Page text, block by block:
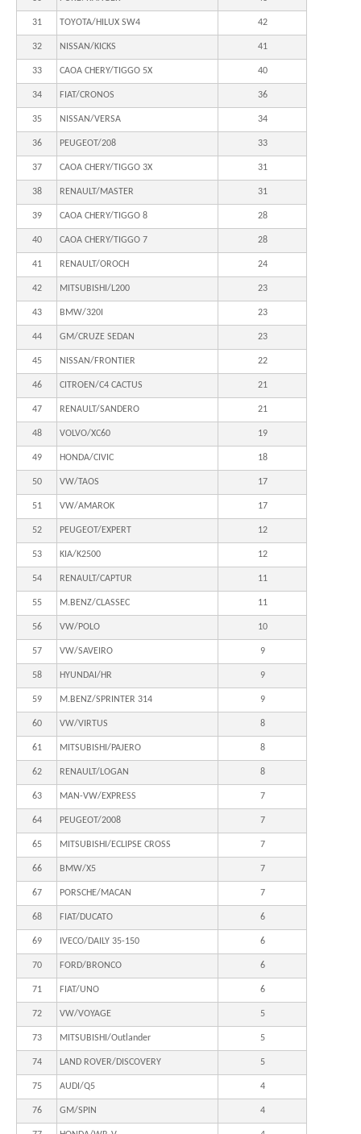
31 TOYOTA/HILUX SW4 42
32 NISSAN/KICKS 41
33 CAOA CHERY/TIGGO 5X 40
34 FIAT/CRONOS 36
35 NISSAN/VERSA 34
36 PEUGEOT/208 33
37 CAOA CHERY/TIGGO 3X 31
38 RENAULT/MASTER 31
39 CAOA CHERY/TIGGO 8 28
40 CAOA CHERY/TIGGO 7 28
41 RENAULT/OROCH 24
42 MITSUBISHI/L200 23
43 BMW/320I 23
44 GM/CRUZE SEDAN 23
45 NISSAN/FRONTIER 22
46 CITROEN/C4 CACTUS 21
47 RENAULT/SANDERO 21
48 VOLVO/XC60 19
49 HONDA/CIVIC 18
50 VW/TAOS 17
51 VW/AMAROK 17
52 PEUGEOT/EXPERT 12
53 KIA/K2500 12
54 RENAULT/CAPTUR 11
55 M.BENZ/CLASSEC 11
56 VW/POLO 10
57 VW/SAVEIRO 9
58 HYUNDAI/HR 9
59 M.BENZ/SPRINTER 314 9
60 VW/VIRTUS 8
61 MITSUBISHI/PAJERO 8
62 RENAULT/LOGAN 8
63 MAN-VW/EXPRESS 7
64 PEUGEOT/2008 7
65 MITSUBISHI/ECLIPSE CROSS 7
66 BMW/X5 7
67 PORSCHE/MACAN 7
68 FIAT/DUCATO 6
69 IVECO/DAILY 35-150 6
70 FORD/BRONCO 6
71 FIAT/UNO 6
72 VW/VOYAGE 5
73 MITSUBISHI/Outlander 5
74 LAND ROVER/DISCOVERY 5
75 AUDI/Q5 4
76 GM/SPIN 4